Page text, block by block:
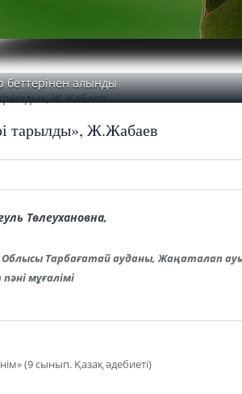
беттерінен алынды
тарылды», Ж.Жабаев
Төлеухановна,
Тарбағатай ауданы, Жаңаталап
мұғалімі
(9 сынып. Қазақ әдебиеті)